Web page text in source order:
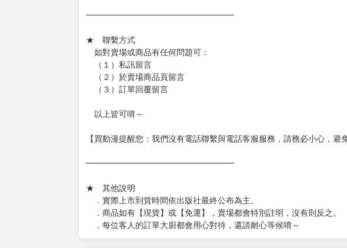
━━━━━━━━━━━━━━━━━━
★ 聯繫方式
如對賣場或商品有任何問題可：
（１）私訊留言
（２）於賣場商品頁留言
（３）訂單回覆留言
以上皆可唷～
【買動漫提醒您：我們沒有電話聯繫與電話客服服務，請務必小心，避
━━━━━━━━━━━━━━━━━━
★ 其他說明
．實際上市到貨時間依出版社最終公布為主。
．商品如有【現貨】或【免運】，賣場都會特別註明，沒有則反之。
．每位客人的訂單大廚都會用心對待，還請耐心等候唷～